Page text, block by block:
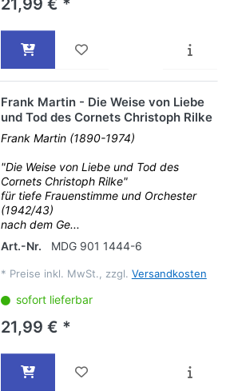
21,99 € *
Frank Martin - Die Weise von Liebe
und Tod des Cornets Christoph Rilke
Frank Martin (1890-1974)
"Die Weise von Liebe und Tod des
Cornets Christoph Rilke"
für tiefe Frauenstimme und Orchester
(1942/43)
nach dem Ge...
Art.-Nr.
MDG 901 1444-6
* Preise inkl. MwSt., zzgl. Versandkosten
sofort lieferbar
21,99 € *